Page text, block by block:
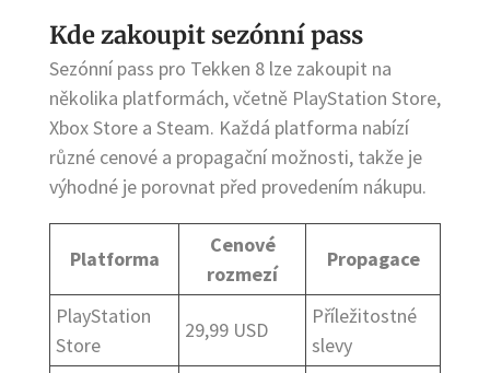
Kde zakoupit sezónní pass
Sezónní pass pro Tekken 8 lze zakoupit na
několika platformách, včetně PlayStation Store,
Xbox Store a Steam. Každá platforma nabízí
různé cenové a propagační možnosti, takže je
výhodné je porovnat před provedením nákupu.
Platforma
Cenové
rozmezí
Propagace
PlayStation
Store
29,99 USD
Příležitostné
slevy